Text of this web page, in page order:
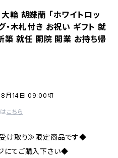
大輪 胡蝶蘭 「ホワイトロッ
・木札付き お祝い ギフト 就
就任 開院 開業 お持ち帰
月14日 09:00頃
こちら
け取り≫限定商品です◆
にてご購入下さい◆